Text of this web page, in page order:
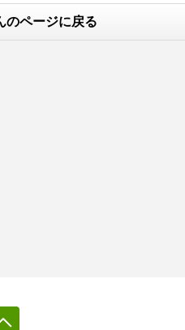
のページに戻る